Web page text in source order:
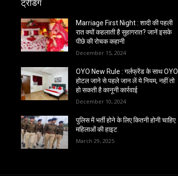
ट्रेंडिंग
Marriage First Night : शादी की पहली
रात क्यों कहलाती है सुहागरात? जानें इसके
पीछे की रोचक कहानी
December 15, 2024
OYO New Rule : गर्लफ्रेंड के साथ OYO
होटल जाने से पहले जान लें ये नियम, नहीं तो
हो सकती है कानूनी कार्रवाई
December 10, 2024
पुलिस में भर्ती होने के लिए कितनी होनी चाहिए
महिलाओं की हाइट
March 29, 2025